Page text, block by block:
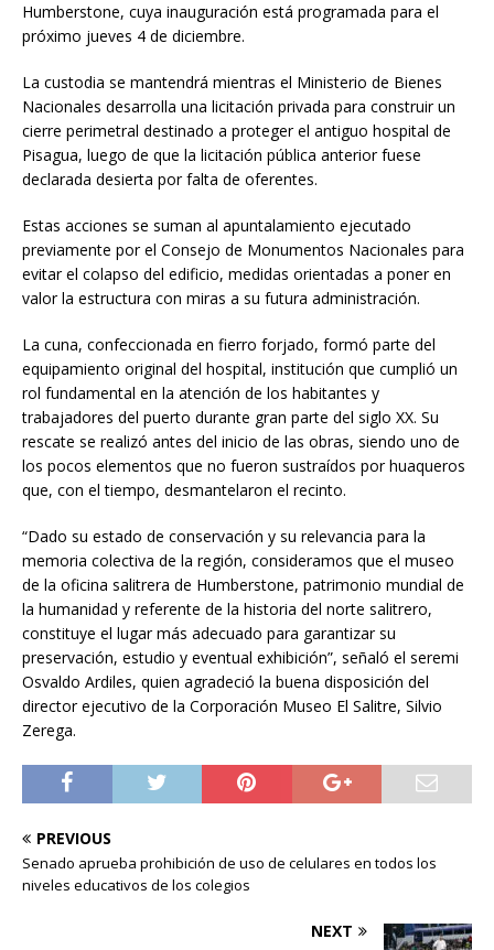
Humberstone, cuya inauguración está programada para el
próximo jueves 4 de diciembre.
La custodia se mantendrá mientras el Ministerio de Bienes
Nacionales desarrolla una licitación privada para construir un
cierre perimetral destinado a proteger el antiguo hospital de
Pisagua, luego de que la licitación pública anterior fuese
declarada desierta por falta de oferentes.
Estas acciones se suman al apuntalamiento ejecutado
previamente por el Consejo de Monumentos Nacionales para
evitar el colapso del edificio, medidas orientadas a poner en
valor la estructura con miras a su futura administración.
La cuna, confeccionada en fierro forjado, formó parte del
equipamiento original del hospital, institución que cumplió un
rol fundamental en la atención de los habitantes y
trabajadores del puerto durante gran parte del siglo XX. Su
rescate se realizó antes del inicio de las obras, siendo uno de
los pocos elementos que no fueron sustraídos por huaqueros
que, con el tiempo, desmantelaron el recinto.
“Dado su estado de conservación y su relevancia para la
memoria colectiva de la región, consideramos que el museo
de la oficina salitrera de Humberstone, patrimonio mundial de
la humanidad y referente de la historia del norte salitrero,
constituye el lugar más adecuado para garantizar su
preservación, estudio y eventual exhibición”, señaló el seremi
Osvaldo Ardiles, quien agradeció la buena disposición del
director ejecutivo de la Corporación Museo El Salitre, Silvio
Zerega.
PREVIOUS
Senado aprueba prohibición de uso de celulares en todos los
niveles educativos de los colegios
NEXT